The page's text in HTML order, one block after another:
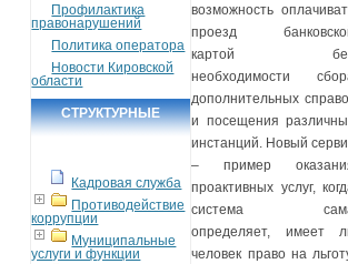
Профилактика
правонарушений
Политика оператора
Новости Кировской
области
СТРУКТУРНЫЕ
Кадровая служба
Противодействие
коррупции
Муниципальные
услуги и функции
возможность
проезд
картой
необходимости
дополнительных
и посещения
инстанций. Новый
– пример
проактивных услуг,
система
определяет, имеет
человек право на